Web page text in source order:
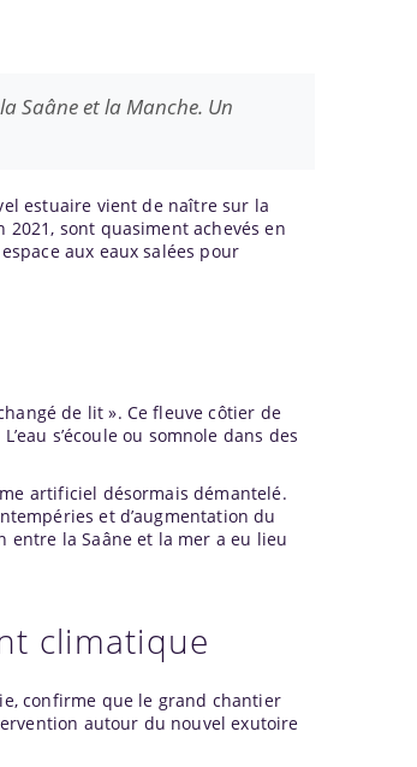
Saâne et la Manche. Un
estuaire vient de naître sur la
2021, sont quasiment achevés en
aux eaux salées pour
de lit ». Ce fleuve côtier de
s’écoule ou somnole dans des
artificiel désormais démantelé.
et d’augmentation du
entre la Saâne et la mer a eu lieu
climatique
confirme que le grand chantier
autour du nouvel exutoire